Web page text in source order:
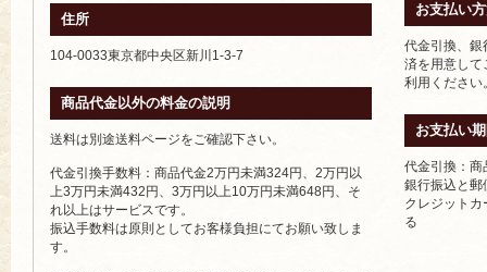
住所
104-0033東京都中央区新川1-3-7
商品代金以外の料金の説明
送料は別途送料ページをご確認下さい。
代金引換手数料：商品代金2万円未満324円、2万円以
上3万円未満432円、3万円以上10万円未満648円、そ
れ以上はサービスです。
振込手数料は原則としてお客様負担にてお願い致しま
す。
お支払い
代金引換、銀
済を用意して
利用ください
お支払い
代金引換：商
銀行振込と郵
クレジット
る